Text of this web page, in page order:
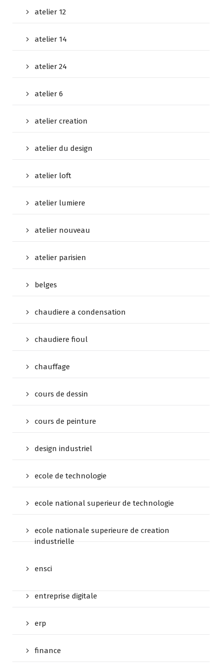
atelier 12
atelier 14
atelier 24
atelier 6
atelier creation
atelier du design
atelier loft
atelier lumiere
atelier nouveau
atelier parisien
belges
chaudiere a condensation
chaudiere fioul
chauffage
cours de dessin
cours de peinture
design industriel
ecole de technologie
ecole national superieur de technologie
ecole nationale superieure de creation
industrielle
ensci
entreprise digitale
erp
finance